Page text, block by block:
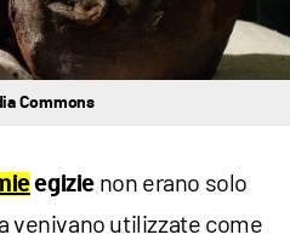
Commons
egizie non erano solo
venivano utilizzate come